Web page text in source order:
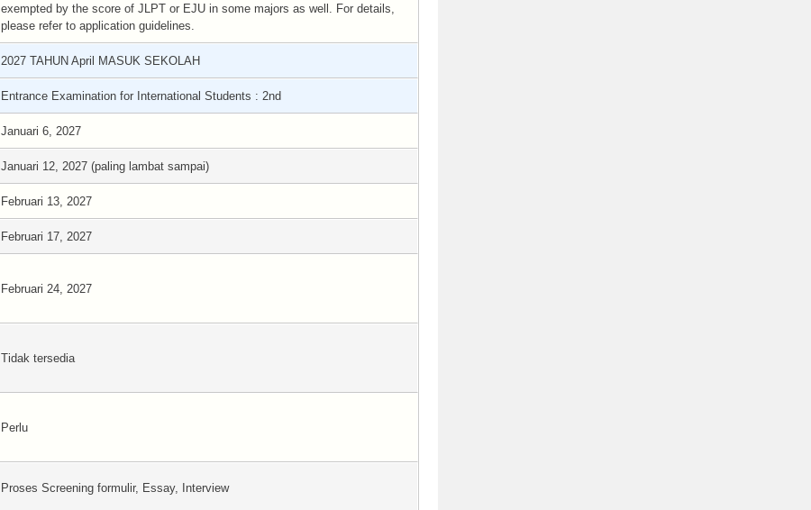
exempted by the score of JLPT or EJU in some majors as well. For details,
please refer to application guidelines.
2027 TAHUN April MASUK SEKOLAH
Entrance Examination for International Students : 2nd
Januari 6, 2027
Januari 12, 2027 (paling lambat sampai)
Februari 13, 2027
Februari 17, 2027
Februari 24, 2027
Tidak tersedia
Perlu
Proses Screening formulir, Essay, Interview